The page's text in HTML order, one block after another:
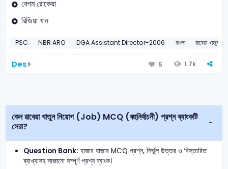
বেগম রোকেয়া
রিজিয়া খান
PSC NBR ARO DGA Assistant Director-2006 বাংলা রাবেয়া খাতুন
Des 5 1.7k
কেন রাবেয়া খাতুন নিয়োগ (Job) MCQ (বহুনির্বাচনী) প্রশ্ন ব্যাংকটি
সেরা?
Question Bank: হাজার হাজার MCQ প্রশ্ন, নির্ভুল উত্তর ও বিস্তারিত
ব্যাখ্যাসহ সাজানো সম্পূর্ণ প্রশ্ন ব্যাংক।